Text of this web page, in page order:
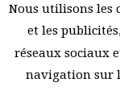
Nous utilisons les
et les
réseaux sociaux
navigation sur